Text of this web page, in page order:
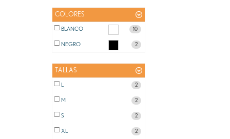
COLORES
10
BLANCO
2
NEGRO
TALLAS
2
2
M
2
S
2
XL